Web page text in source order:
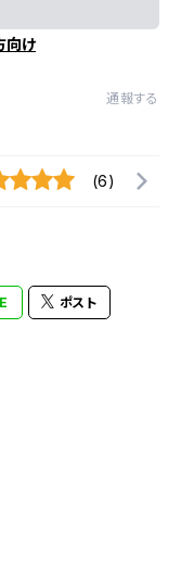
向け
通報する
(6)
ポスト